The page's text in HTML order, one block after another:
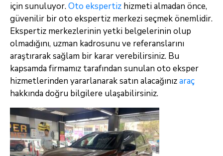
için sunuluyor.Oto ekspertiz hizmeti almadan önce,
güvenilir bir oto ekspertiz merkezi seçmek önemlidir.
Ekspertiz merkezlerinin yetki belgelerinin olup
olmadığını, uzman kadrosunu ve referanslarını
araştırarak sağlam bir karar verebilirsiniz. Bu
kapsamda firmamız tarafından sunulan oto eksper
hizmetlerinden yararlanarak satın alacağınızaraç
hakkında doğru bilgilere ulaşabilirsiniz.